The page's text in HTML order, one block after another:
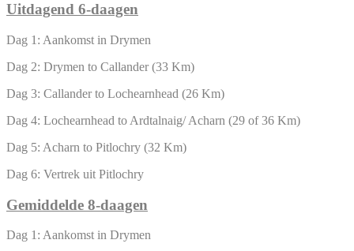
Uitdagend 6-daagen
Dag 1: Aankomst in Drymen
Dag 2: Drymen to Callander (33 Km)
Dag 3: Callander to Lochearnhead (26 Km)
Dag 4: Lochearnhead to Ardtalnaig/ Acharn (29 of 36 Km)
Dag 5: Acharn to Pitlochry (32 Km)
Dag 6: Vertrek uit Pitlochry
Gemiddelde 8-daagen
Dag 1: Aankomst in Drymen